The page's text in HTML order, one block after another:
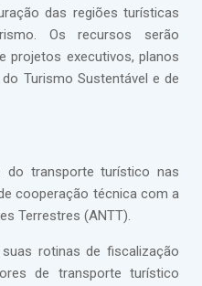
das regiões turísticas
Os recursos serão
projetos executivos, planos
Turismo Sustentável e de
do transporte turístico nas
cooperação técnica com a
Terrestres (ANTT).
rotinas de fiscalização
de transporte turístico